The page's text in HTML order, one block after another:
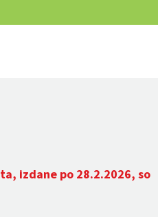
izdane po 28.2.2026, so